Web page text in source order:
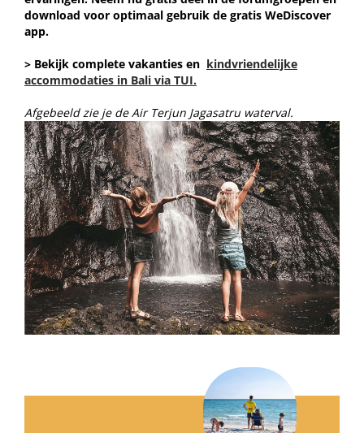
download voor optimaal gebruik de gratis WeDiscover
app.
> Bekijk complete vakanties en kindvriendelijke
accommodaties in Bali via TUI.
Afgebeeld zie je de Air Terjun Jagasatru waterval.